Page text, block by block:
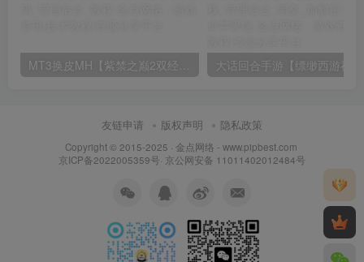
MT3换皮MH【紫禁之巅2双经脉尊享挂机版】2025最新整理单机一键即玩镜像端_Linux手工服务端_源码_管理后台_教程
友链申请 版权声明 隐私政策
Copyright © 2015-2025 · 金点网络 - www.pipbest.com
京ICP备2022005359号· 京公网安备 11011402012484号